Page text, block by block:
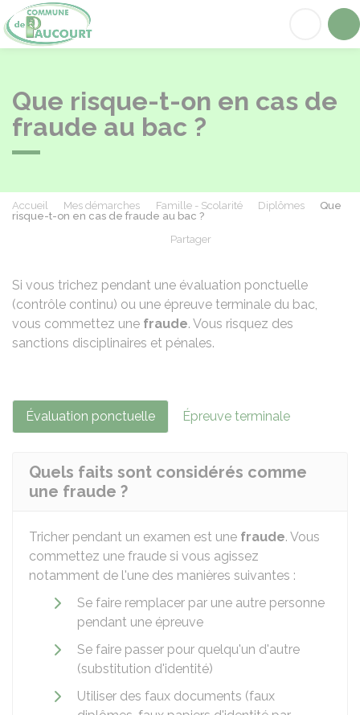
Que risque-t-on en cas de
fraude au bac ?
Accueil Mes démarches Famille - Scolarité Diplômes
Que
risque-t-on en cas de fraude au bac ?
Partager
Si vous trichez pendant une évaluation ponctuelle
(contrôle continu) ou une épreuve terminale du bac,
vous commettez une fraude. Vous risquez des
sanctions disciplinaires et pénales.
Évaluation ponctuelle Épreuve terminale
Quels faits sont considérés comme
une fraude ?
Tricher pendant un examen est une fraude. Vous
commettez une fraude si vous agissez
notamment de l'une des manières suivantes :
Se faire remplacer par une autre personne
pendant une épreuve
Se faire passer pour quelqu'un d'autre
(substitution d'identité)
Utiliser des faux documents (faux